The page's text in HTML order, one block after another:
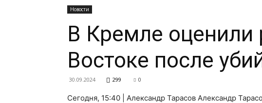
Новости
В Кремле
Востоке после
30.09.2024 299 0
Сегодня, 15:40 | Александр Тарасов Александр